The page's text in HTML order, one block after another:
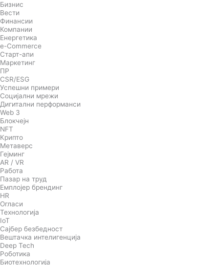
Бизнис
Вести
Финансии
Компании
Енергетика
e-Commerce
Старт-апи
Маркетинг
ПР
CSR/ESG
Успешни примери
Социјални мрежи
Дигитални перформанси
Web 3
Блокчејн
NFT
Крипто
Метаверс
Гејминг
AR / VR
Работа
Пазар на труд
Емплојер брендинг
HR
Огласи
Технологија
IoT
Сајбер безбедност
Вештачка интелигенција
Deep Tech
Роботика
Биотехнологија